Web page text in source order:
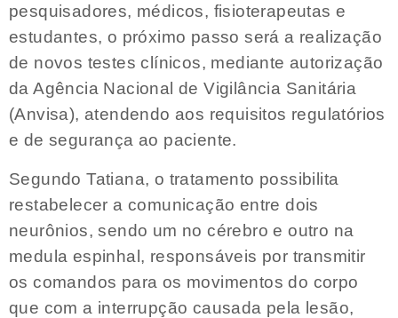
pesquisadores, médicos, fisioterapeutas e
estudantes, o próximo passo será a realização
de novos testes clínicos, mediante autorização
da Agência Nacional de Vigilância Sanitária
(Anvisa), atendendo aos requisitos regulatórios
e de segurança ao paciente.
Segundo Tatiana, o tratamento possibilita
restabelecer a comunicação entre dois
neurônios, sendo um no cérebro e outro na
medula espinhal, responsáveis por transmitir
os comandos para os movimentos do corpo
que com a interrupção causada pela lesão,